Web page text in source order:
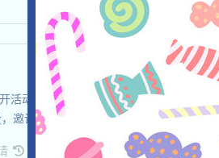
活动页面，链接钱包，充分儘調，確保
邀请获得更多！
收录时间: 2026/07/21